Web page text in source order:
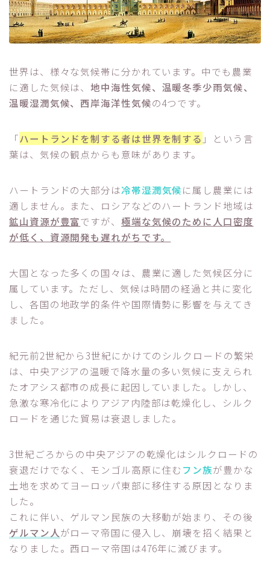
世界は、様々な気候帯に分かれています。中でも農業
に適した気候は、地中海性気候、温暖冬季少雨気候、
温暖湿潤気候、西岸海洋性気候の4つです。
「ハートランドを制する者は世界を制する 」という言
葉は、気候の観点からも意味があります。
ハートランドの大部分は冷帯湿潤気候に属し農業には
適しません。また、ロシアなどのハートランド地域は
鉱山資源が豊富ですが、 極端な気候のために人口密度
が低く、資源開発も遅れがちです。
大国となった多くの国々は、農業に適した気候区分に
属しています。ただし、気候は時間の経過と共に変化
し、各国の地政学的条件や国際情勢に影響を与えてき
ました。
紀元前2世紀から3世紀にかけてのシルクロードの繁栄
は、中央アジアの温暖で降水量の多い気候に支えられ
たオアシス都市の成長に起因していました。しかし、
急激な寒冷化によりアジア内陸部は乾燥化し、シルク
ロードを通じた貿易は衰退しました。
3世紀ごろからの中央アジアの乾燥化はシルクロードの
衰退だけでなく、モンゴル高原に住む フン族が豊かな
土地を求めてヨーロッパ東部に移住する原因となりま
した。
これに伴い、ゲルマン民族の大移動が始まり、その後
ゲルマン人がローマ帝国に侵入し、崩壊を招く結果と
なりました。西ローマ帝国は476年に滅びます。